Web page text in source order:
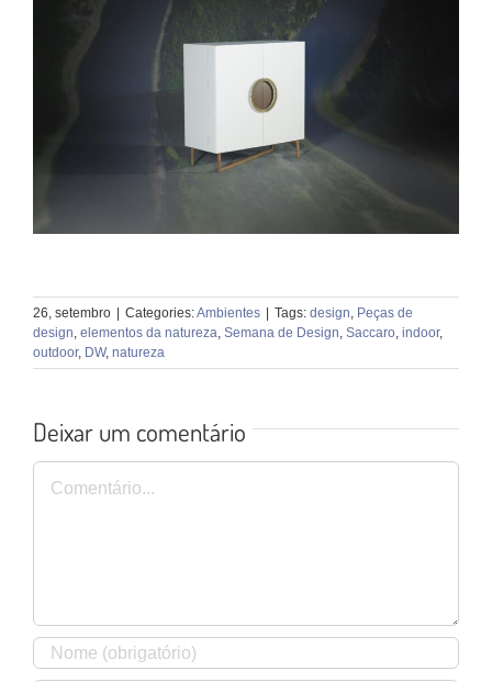
26, setembro Categories:Ambientes Tags: design, Peças de
design, elementos da natureza, Semana de Design, Saccaro, indoor,
outdoor, DW, natureza
Deixar um comentário
Comentário